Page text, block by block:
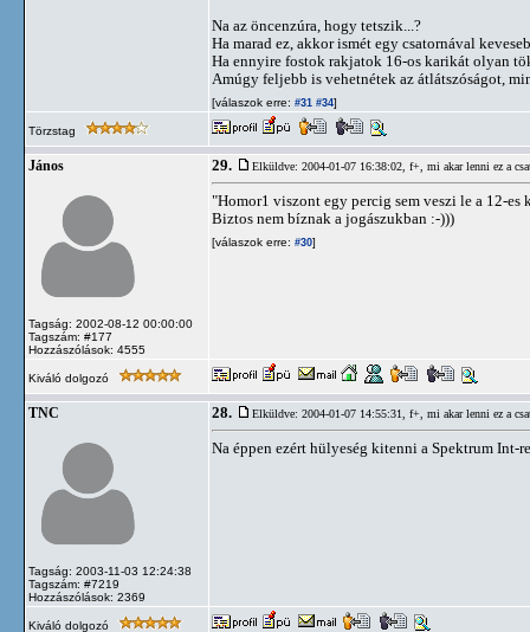
Na az öncenzúra, hogy tetszik...?
Ha marad ez, akkor ismét egy csatornával
Ha ennyire fostok rakjatok 16-os karikát olyan
Amúgy feljebb is vehetnétek az átlátszóságot,
[válaszok erre: #31 #34]
Törzstag
János
Tagság: 2002-08-12 00:00:00
Tagszám: #177
Hozzászólások: 4555
29. Elküldve: 2004-01-07 16:38:02, f+, mi akar lenni ez a
"Homor1 viszont egy percig sem veszi le a 12-es
Biztos nem bíznak a jogászukban :-)))
[válaszok erre: #30]
Kiváló dolgozó
TNC
Tagság: 2003-11-03 12:24:38
Tagszám: #7219
Hozzászólások: 2369
28. Elküldve: 2004-01-07 14:55:31, f+, mi akar lenni ez a
Na éppen ezért hülyeség kitenni a Spektrum Int-
Kiváló dolgozó